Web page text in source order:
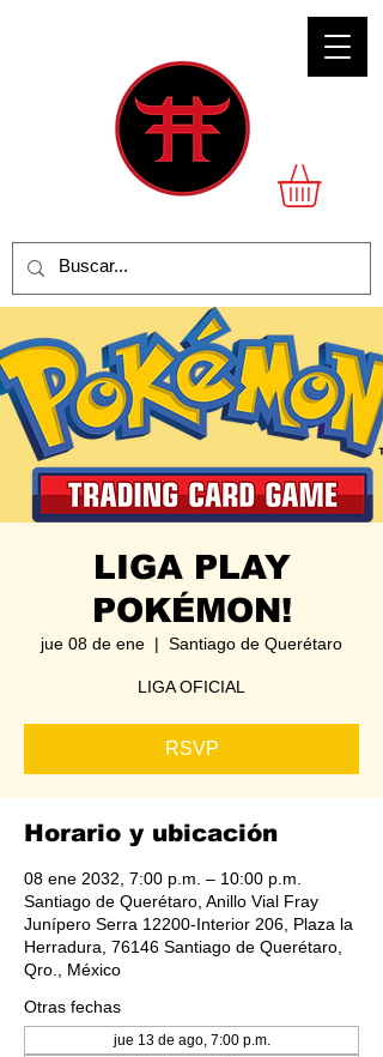
LIGA PLAY
POKÉMON!
jue 08 de ene
  |
Santiago de Querétaro
LIGA OFICIAL
RSVP
Horario y ubicación
08 ene 2032, 7:00 p.m. – 10:00 p.m.
Santiago de Querétaro, Anillo Vial Fray
Junípero Serra 12200-Interior 206, Plaza la
Herradura, 76146 Santiago de Querétaro,
Qro., México
Otras fechas
jue 13 de ago, 7:00 p.m.